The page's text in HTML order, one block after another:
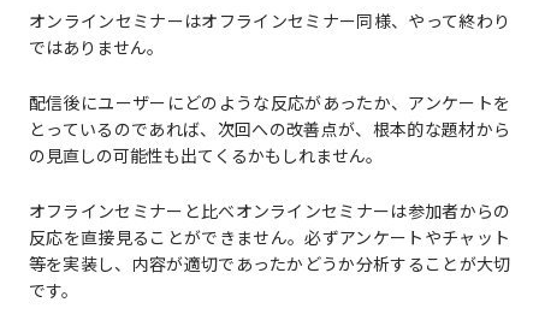
オンラインセミナーはオフラインセミナー同様、やって終わり
ではありません。
配信後にユーザーにどのような反応があったか、アンケートを
とっているのであれば、次回への改善点が、根本的な題材から
の見直しの可能性も出てくるかもしれません。
オフラインセミナーと比べオンラインセミナーは参加者からの
反応を直接見ることができません。必ずアンケートやチャット
等を実装し、内容が適切であったかどうか分析することが大切
です。